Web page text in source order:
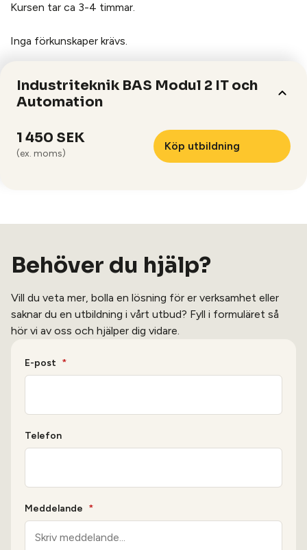
Kursen tar ca 3-4 timmar.
Inga förkunskaper krävs.
Industriteknik BAS Modul 2 IT och
Automation
1 450 SEK
(ex. moms)
Köp utbildning
Behöver du hjälp?
Vill du veta mer, bolla en lösning för er verksamhet eller
saknar du en utbildning i vårt utbud? Fyll i formuläret så
hör vi av oss och hjälper dig vidare.
E-post *
Telefon
Meddelande *